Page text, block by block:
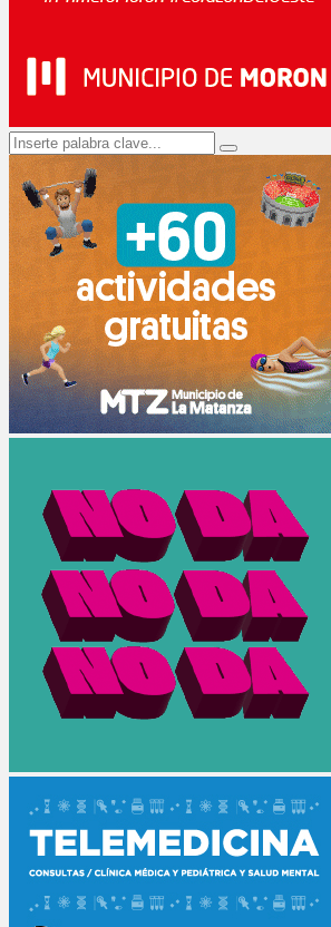
Search
for:
Search